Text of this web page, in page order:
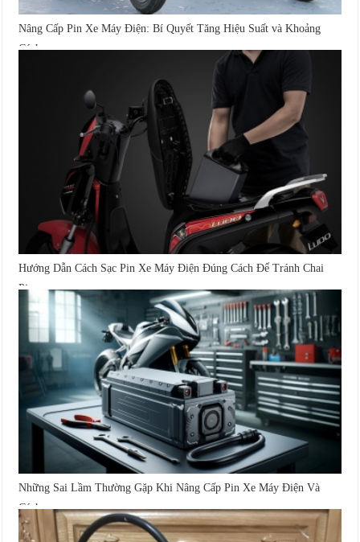
Nâng Cấp Pin Xe Máy Điện: Bí Quyết Tăng Hiệu Suất và Khoảng
Cách...
Hướng Dẫn Cách Sạc Pin Xe Máy Điện Đúng Cách Để Tránh Chai
Pin
Những Sai Lầm Thường Gặp Khi Nâng Cấp Pin Xe Máy Điện Và
Cách...